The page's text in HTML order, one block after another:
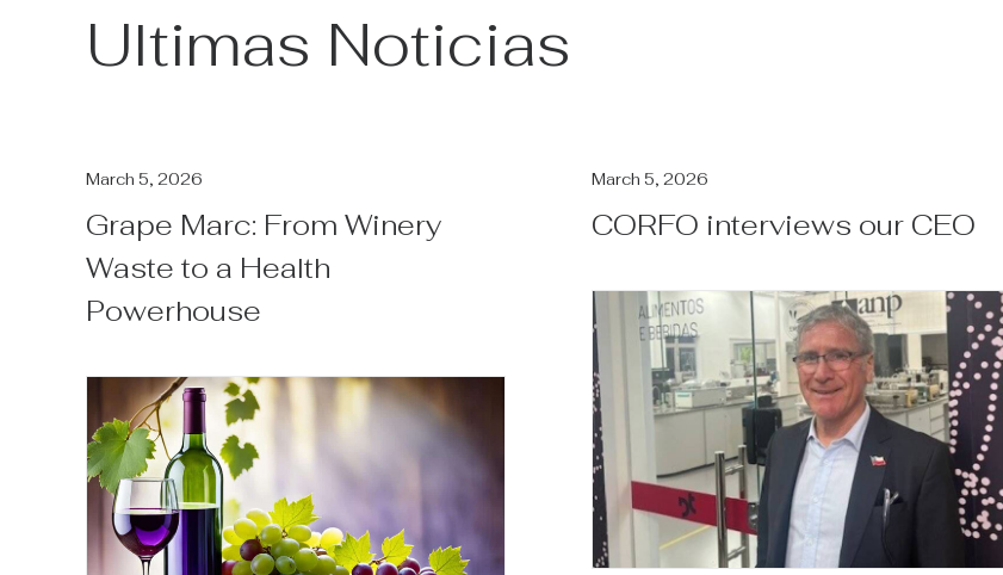
Ultimas Noticias
March 5, 2026
Grape Marc: From Winery
Waste to a Health
Powerhouse
March 5, 2026
CORFO interviews our CEO